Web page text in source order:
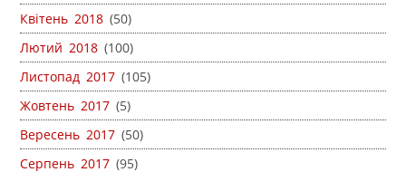
Квітень 2018 (50)
Лютий 2018 (100)
Листопад 2017 (105)
Жовтень 2017 (5)
Вересень 2017 (50)
Серпень 2017 (95)